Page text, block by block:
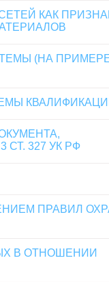
КАК
(НА
327 УК РФ
ПРАВИЛ
В ОТНОШЕНИИ